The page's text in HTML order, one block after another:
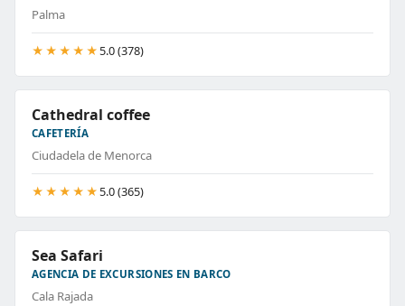
Palma
★★★★★ 5.0 (378)
Cathedral coffee
CAFETERÍA
Ciudadela de Menorca
★★★★★ 5.0 (365)
Sea Safari
AGENCIA DE EXCURSIONES EN BARCO
Cala Rajada